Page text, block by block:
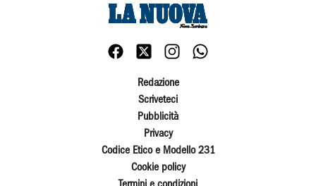
Redazione
Scriveteci
Pubblicità
Privacy
Codice Etico e Modello 231
Cookie policy